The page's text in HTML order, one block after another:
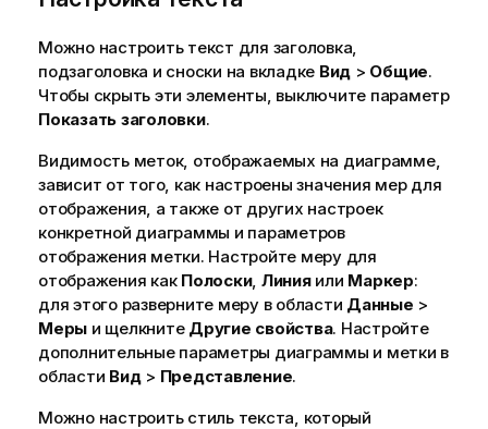
Можно настроить текст для заголовка,
подзаголовка и сноски на вкладке Вид > Общие.
Чтобы скрыть эти элементы, выключите параметр
Показать заголовки.
Видимость меток, отображаемых на диаграмме,
зависит от того, как настроены значения мер для
отображения, а также от других настроек
конкретной диаграммы и параметров
отображения метки. Настройте меру для
отображения как Полоски, Линияили Маркер:
для этого разверните меру в области Данные >
Меры и щелкните Другие свойства. Настройте
дополнительные параметры диаграммы и метки в
области Вид> Представление.
Можно настроить стиль текста, который